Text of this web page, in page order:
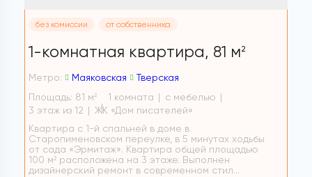
без комиссии от собственника
1-комнатная квартира, 81 м2
Метро: Маяковская
Тверская
Площадь: 81 м 2 1 комната
с мебелью
3 этаж из 12
ЖК «Дом писателей»
Квартира с 1-й спальней в доме в
Старопименовском переулке, в 5 минутах ходьбы
от сада «Эрмитаж». Квартира общей площадью
100 м² расположена на 3 этаже. Выполнен
дизайнерский ремонт в современном стил...